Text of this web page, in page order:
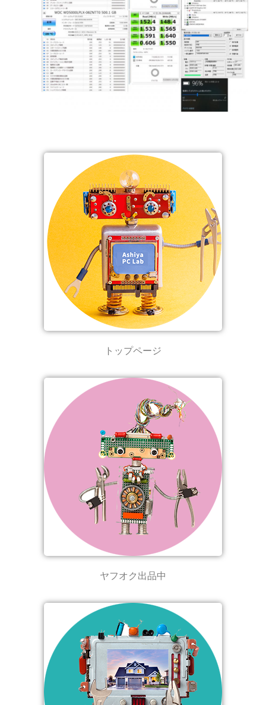
トップページ
ヤフオク出品中